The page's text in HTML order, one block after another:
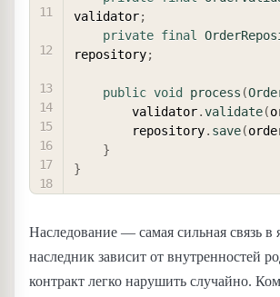
validator;
private final
repository;
public void process (
        validator
.validate(
        repository
. save(
}
}
Наследование — самая сильная связь в
наследник зависит от внутренностей
контракт легко нарушить случайно.